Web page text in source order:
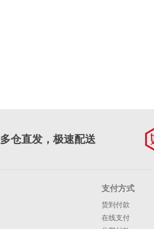
多仓直发，极速配送
支付方式
货到付款
在线支付